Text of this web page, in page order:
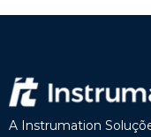
A Instrumation